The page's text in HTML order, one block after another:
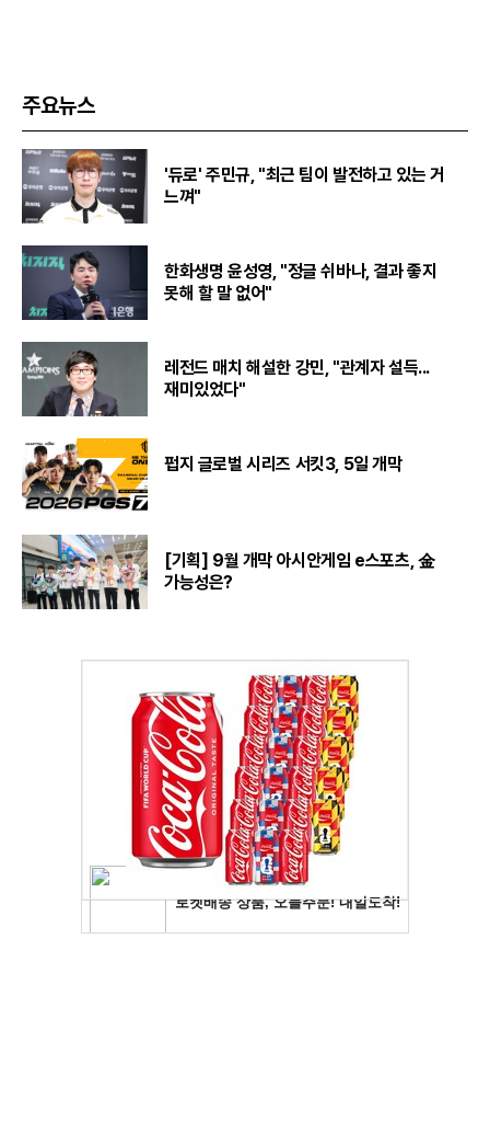
주요뉴스
'듀로' 주민규, "최근 팀이 발전하고 있는 거
느껴"
한화생명 윤성영, "정글 쉬바나, 결과 좋지
못해 할 말 없어"
레전드 매치 해설한 강민, "관계자 설득...
재미있었다"
펍지 글로벌 시리즈 서킷3, 5일 개막
[기획] 9월 개막 아시안게임 e스포츠, 金
가능성은?